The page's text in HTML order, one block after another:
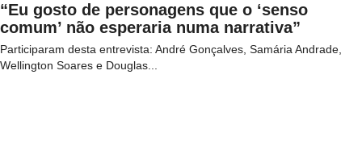
“Eu gosto de personagens que o ‘senso
comum’ não esperaria numa narrativa”
Participaram desta entrevista: André Gonçalves, Samária Andrade,
Wellington Soares e Douglas...